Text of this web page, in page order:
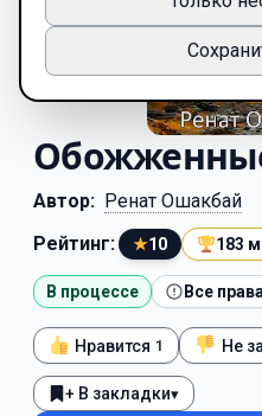
Автор: Ренат Ошакбай
Рейтинг:
★10 183
В процессе Все права
Нравится 1 Не
+ В закладки▾